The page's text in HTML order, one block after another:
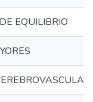
EQUILIBRIO